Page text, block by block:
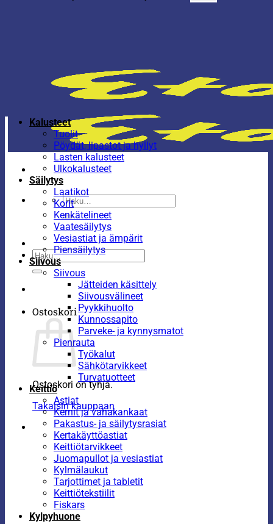
Etsi:
Etsi:
Ostoskori
Ostoskori on tyhjä.
Takaisin kauppaan
Kalusteet
Tuolit
Pöydät, lipastot ja hyllyt
Lasten kalusteet
Ulkokalusteet
Säilytys
Laatikot
Korit
Kenkätelineet
Vaatesäilytys
Vesiastiat ja ämpärit
Piensäilytys
Siivous
Siivous
Jätteiden käsittely
Siivousvälineet
Pyykkihuolto
Kunnossapito
Parveke- ja kynnysmatot
Pienrauta
Työkalut
Sähkötarvikkeet
Turvatuotteet
Keittiö
Astiat
Kernit ja vahakankaat
Pakastus- ja säilytysrasiat
Kertakäyttöastiat
Keittiötarvikkeet
Juomapullot ja vesiastiat
Kylmälaukut
Tarjottimet ja tabletit
Keittiötekstiilit
Fiskars
Kylpyhuone